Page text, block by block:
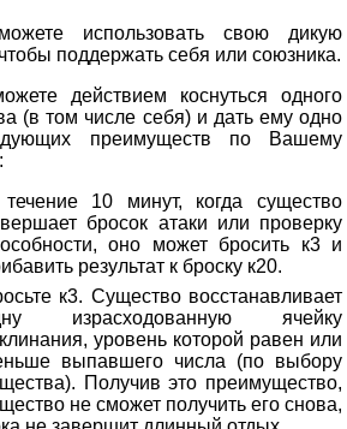
использовать свою дикую
поддержать себя или союзника.
действием коснуться одного
(в том числе себя) и дать ему одно
преимуществ по Вашему
10 минут, когда существо
бросок атаки или проверку
оно может бросить к3 и
результат к броску к20.
к3. Существо восстанавливает
израсходованную ячейку
уровень которой равен или
выпавшего числа (по выбору
Получив это преимущество,
не сможет получить его снова,